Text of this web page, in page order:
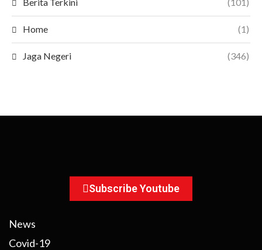
Home (1)
Jaga Negeri (346)
Subscribe Youtube
News
Covid-19